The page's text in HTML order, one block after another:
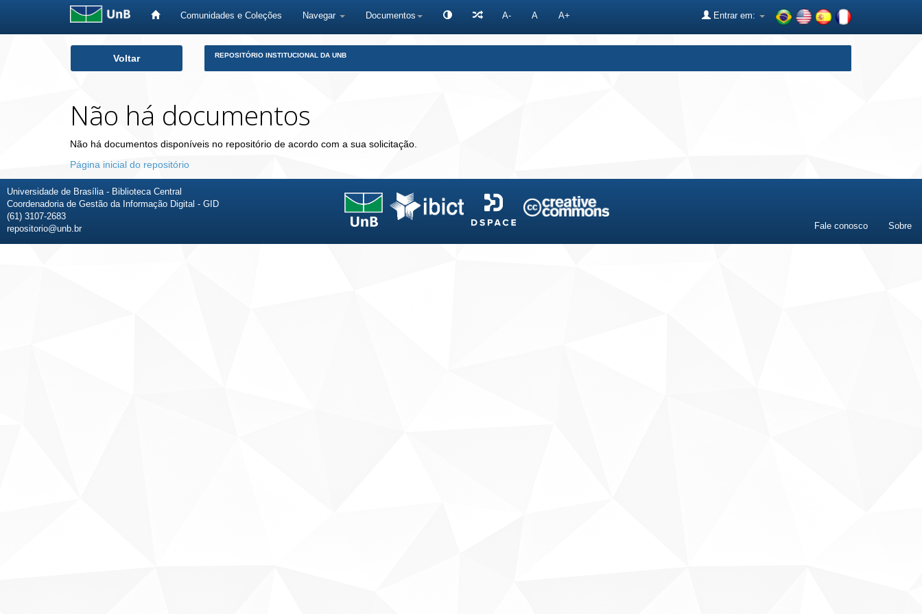
Comunidades e Coleções Navegar Documentos A- A A+ Entrar em:
Voltar REPOSITÓRIO INSTITUCIONAL DA UNB
Não há documentos
Não há documentos disponíveis no repositório de acordo com a sua solicitação.
Página inicial do repositório
Universidade de Brasília - Biblioteca Central
Coordenadoria de Gestão da Informação Digital - GID
(61) 3107-2683
repositorio@unb.br
Fale conosco Sobre